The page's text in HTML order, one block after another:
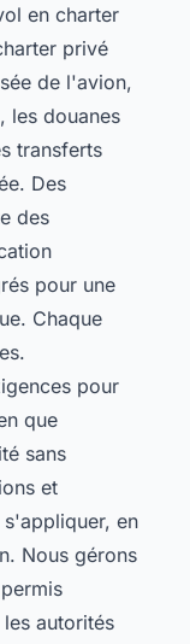
en charter
privé
de l'avion,
les douanes
transferts
Des
des
pour une
Chaque
pour
que
sans
et
en
Nous gérons
autorités